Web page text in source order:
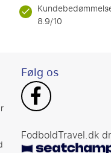
8.9/10
Følg os
FodboldTravel.dk